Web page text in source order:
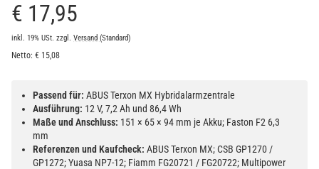
€ 17,95
inkl. 19% USt. zzgl. Versand (Standard)
Netto: € 15,08
Passend für: ABUS Terxon MX Hybridalarmzentrale
Ausführung: 12 V, 7,2 Ah und 86,4 Wh
Maße und Anschluss: 151 × 65 × 94 mm je Akku; Faston F2 6,3
mm
Referenzen und Kaufcheck: ABUS Terxon MX; CSB GP1270 /
GP1272; Yuasa NP7-12; Fiamm FG20721 / FG20722; Multipower